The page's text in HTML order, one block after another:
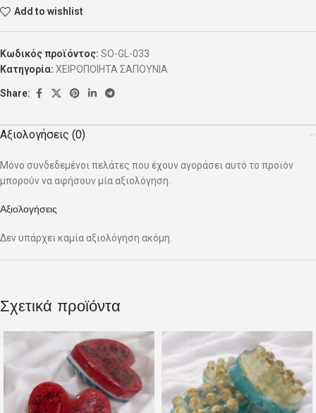
Add to wishlist
Κωδικός προϊόντος: SO-GL-033
Κατηγορία: ΧΕΙΡΟΠΟΙΗΤΑ ΣΑΠΟΥΝΙΑ
Share:
Αξιολογήσεις (0)
Αξιολογήσεις
Δεν υπάρχει καμία αξιολόγηση ακόμη.
Μόνο συνδεδεμένοι πελάτες που έχουν αγοράσει αυτό το προϊόν
μπορούν να αφήσουν μία αξιολόγηση.
Σχετικά προϊόντα